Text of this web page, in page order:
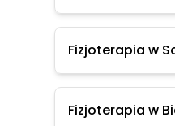
Fizjoterapia w
Fizjoterapia w